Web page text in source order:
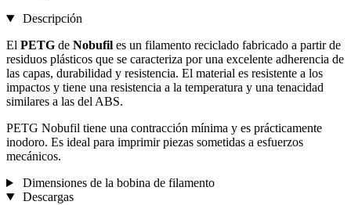
Descripción
El PETG de Nobufil es un filamento reciclado fabricado a partir de
residuos plásticos que se caracteriza por una excelente adherencia de
las capas, durabilidad y resistencia. El material es resistente a los
impactos y tiene una resistencia a la temperatura y una tenacidad
similares a las del ABS.
PETG Nobufil tiene una contracción mínima y es prácticamente
inodoro. Es ideal para imprimir piezas sometidas a esfuerzos
mecánicos.
Dimensiones de la bobina de filamento
Descargas